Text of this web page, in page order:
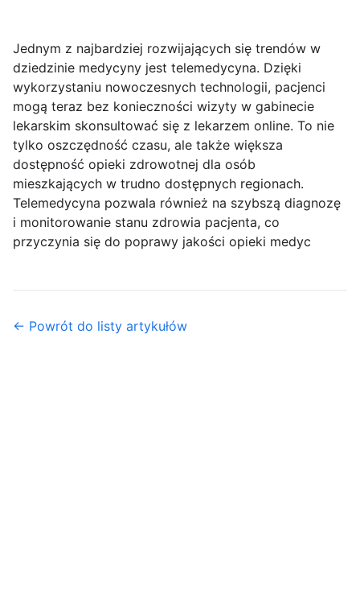
Jednym z najbardziej rozwijających się trendów w
dziedzinie medycyny jest telemedycyna. Dzięki
wykorzystaniu nowoczesnych technologii, pacjenci
mogą teraz bez konieczności wizyty w gabinecie
lekarskim skonsultować się z lekarzem online. To nie
tylko oszczędność czasu, ale także większa
dostępność opieki zdrowotnej dla osób
mieszkających w trudno dostępnych regionach.
Telemedycyna pozwala również na szybszą diagnozę
i monitorowanie stanu zdrowia pacjenta, co
przyczynia się do poprawy jakości opieki medyc
← Powrót do listy artykułów